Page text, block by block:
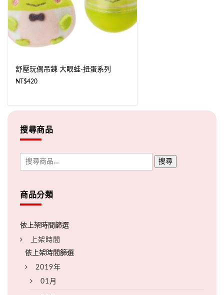
舒壓玩偶吊鍊 大眼蛙-扭蛋系列
NT$420
搜尋商品
搜尋
商品分類
上架時間
2019年
01月